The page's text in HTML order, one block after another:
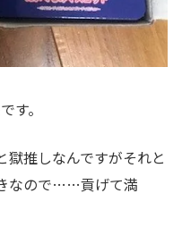
す。
獄推しなんですがそれと
なので……貢げて満